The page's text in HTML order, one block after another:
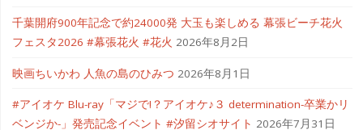
千葉開府900年記念で約24000発 大玉も楽しめる 幕張ビーチ花火
フェスタ2026 #幕張花火 #花火 2026年8月2日
映画ちいかわ 人魚の島のひみつ 2026年8月1日
#アイオケ Blu-ray「マジで!？アイオケ♪３ determination-卒業かリ
ベンジか-」発売記念イベント #汐留シオサイト 2026年7月31日